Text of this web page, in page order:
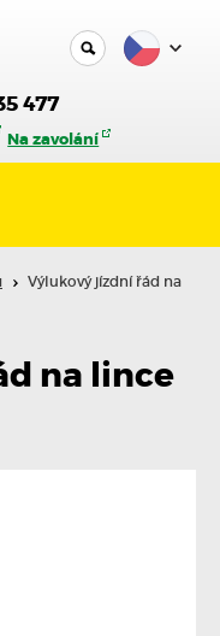
477
Na zavolání
Výlukový jízdní řád na
na lince